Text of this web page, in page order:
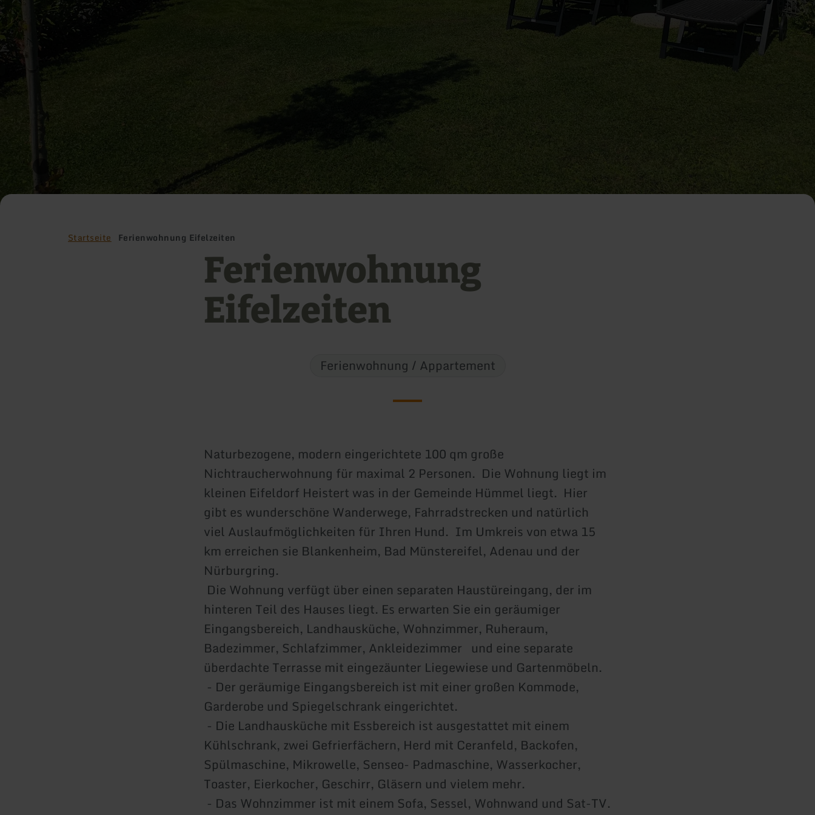
Startseite Ferienwohnung Eifelzeiten
Ferienwohnung
Eifelzeiten
Ferienwohnung / Appartement
Naturbezogene, modern eingerichtete 100 qm große
Nichtraucherwohnung für maximal 2 Personen. Die Wohnung liegt im
kleinen Eifeldorf Heistert was in der Gemeinde Hümmel liegt. Hier
gibt es wunderschöne Wanderwege, Fahrradstrecken und natürlich
viel Auslaufmöglichkeiten für Ihren Hund. Im Umkreis von etwa 15
km erreichen sie Blankenheim, Bad Münstereifel, Adenau und der
Nürburgring.
Die Wohnung verfügt über einen separaten Haustüreingang, der im
hinteren Teil des Hauses liegt. Es erwarten Sie ein geräumiger
Eingangsbereich, Landhausküche, Wohnzimmer, Ruheraum,
Badezimmer, Schlafzimmer, Ankleidezimmer und eine separate
überdachte Terrasse mit eingezäunter Liegewiese und Gartenmöbeln.
- Der geräumige Eingangsbereich ist mit einer großen Kommode,
Garderobe und Spiegelschrank eingerichtet.
- Die Landhausküche mit Essbereich ist ausgestattet mit einem
Kühlschrank, zwei Gefrierfächern, Herd mit Ceranfeld, Backofen,
Spülmaschine, Mikrowelle, Senseo- Padmaschine, Wasserkocher,
Toaster, Eierkocher, Geschirr, Gläsern und vielem mehr.
- Das Wohnzimmer ist mit einem Sofa, Sessel, Wohnwand und Sat-TV.